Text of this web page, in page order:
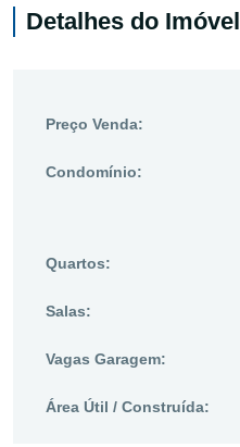
Detalhes do Imóvel
Preço Venda:
Condomínio:
Quartos:
Salas:
Vagas Garagem:
Área Útil / Construída: